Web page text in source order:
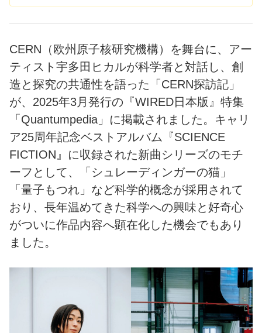
しだした不...
CERN（欧州原子核研究機構）を舞台に、アー
ティスト宇多田ヒカルが科学者と対話し、創
造と探究の共通性を語った「CERN探訪記」
が、2025年3月発行の『WIRED日本版』特集
「Quantumpedia」に掲載されました。キャリ
ア25周年記念ベストアルバム『SCIENCE
FICTION』に収録された新曲シリーズのモチ
ーフとして、「シュレーディンガーの猫」
「量子もつれ」など科学的概念が採用されて
おり、長年温めてきた科学への興味と好奇心
がついに作品内容へ顕在化した機会でもあり
ました。